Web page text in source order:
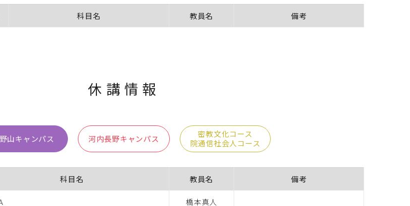
科目名 教員名 備考
休講情報
山キャンパス 河内長野キャンパス
密教文化コース
院通信社会人コース
科目名 教員名 備考
橋本真人